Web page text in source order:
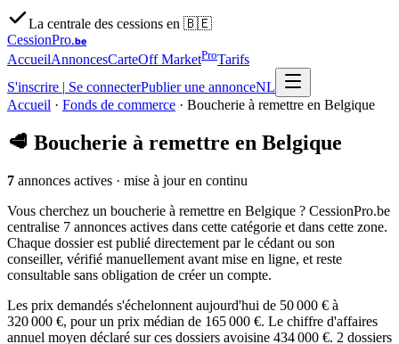
La centrale des cessions en 🇧🇪
CessionPro.be
AccueilAnnoncesCarteOff MarketProTarifs
S'inscrire | Se connecterPublier une annonceNL
Accueil · Fonds de commerce · Boucherie à remettre en Belgique
🥩 Boucherie à remettre en Belgique
7 annonces actives · mise à jour en continu
Vous cherchez un boucherie à remettre en Belgique ? CessionPro.be
centralise 7 annonces actives dans cette catégorie et dans cette zone.
Chaque dossier est publié directement par le cédant ou son
conseiller, vérifié manuellement avant mise en ligne, et reste
consultable sans obligation de créer un compte.
Les prix demandés s'échelonnent aujourd'hui de 50 000 € à
320 000 €, pour un prix médian de 165 000 €. Le chiffre d'affaires
annuel moyen déclaré sur ces dossiers avoisine 434 000 €. 2 dossiers